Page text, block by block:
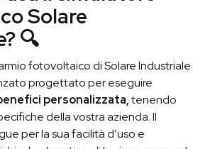
Solare
🔍
fotovoltaico di Solare Industriale
progettato per eseguire
personalizzata,tenendo
della vostra azienda. Il
per la sua facilità d’uso e